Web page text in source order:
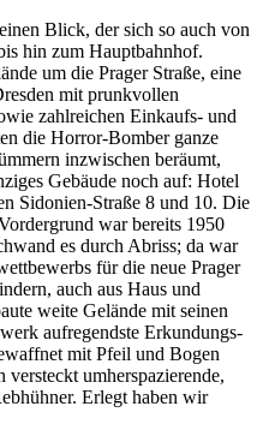
Blick, der sich so auch von
hin zum Hauptbahnhof.
um die Prager Straße, eine
mit prunkvollen
zahlreichen Einkaufs- und
die Horror-Bomber ganze
inzwischen beräumt,
Gebäude noch auf: Hotel
Sidonien-Straße 8 und 10. Die
war bereits 1950
es durch Abriss; da war
für die neue Prager
auch aus Haus und
weite Gelände mit seinen
aufregendste Erkundungs-
mit Pfeil und Bogen
umherspazierende,
Erlegt haben wir